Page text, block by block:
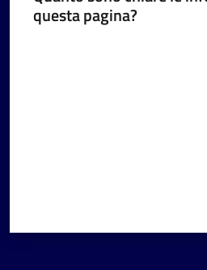
questa pagina?